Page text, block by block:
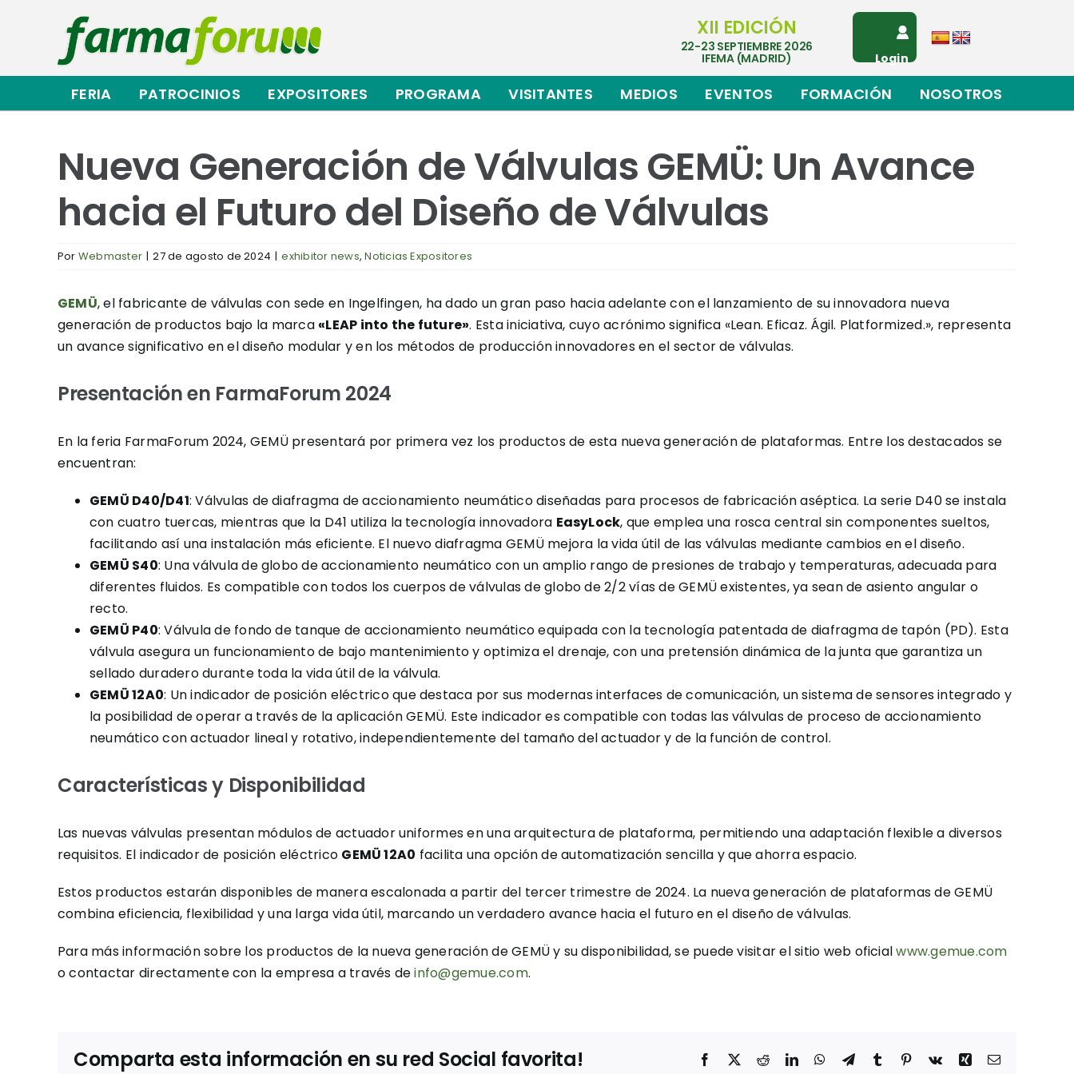
contenido
XII EDICIÓN
22-23 SEPTIEMBRE 2026
IFEMA (MADRID) Login
FERIA PATROCINIOS EXPOSITORES PROGRAMA VISITANTES MEDIOS EVENTOS FORMACIÓN NOSOTROS
Nueva Generación de Válvulas GEMÜ: Un Avance
hacia el Futuro del Diseño de Válvulas
Por Webmaster | 27 de agosto de 2024 | exhibitor news,Noticias Expositores
GEMÜ, el fabricante de válvulas con sede en Ingelfingen, ha dado un gran paso hacia adelante con el lanzamiento de su innovadora nueva
generación de productos bajo la marca «LEAP into the future». Esta iniciativa, cuyo acrónimo significa «Lean. Eficaz. Ágil. Platformized.», representa
un avance significativo en el diseño modular y en los métodos de producción innovadores en el sector de válvulas.
Presentación en FarmaForum 2024
En la feria FarmaForum 2024, GEMÜ presentará por primera vez los productos de esta nueva generación de plataformas. Entre los destacados se
encuentran:
GEMÜ D40/D41: Válvulas de diafragma de accionamiento neumático diseñadas para procesos de fabricación aséptica. La serie D40 se instala
con cuatro tuercas, mientras que la D41 utiliza la tecnología innovadora EasyLock, que emplea una rosca central sin componentes sueltos,
facilitando así una instalación más eficiente. El nuevo diafragma GEMÜ mejora la vida útil de las válvulas mediante cambios en el diseño.
GEMÜ S40: Una válvula de globo de accionamiento neumático con un amplio rango de presiones de trabajo y temperaturas, adecuada para
diferentes fluidos. Es compatible con todos los cuerpos de válvulas de globo de 2/2 vías de GEMÜ existentes, ya sean de asiento angular o
recto.
GEMÜ P40: Válvula de fondo de tanque de accionamiento neumático equipada con la tecnología patentada de diafragma de tapón (PD). Esta
válvula asegura un funcionamiento de bajo mantenimiento y optimiza el drenaje, con una pretensión dinámica de la junta que garantiza un
sellado duradero durante toda la vida útil de la válvula.
GEMÜ 12A0: Un indicador de posición eléctrico que destaca por sus modernas interfaces de comunicación, un sistema de sensores integrado y
la posibilidad de operar a través de la aplicación GEMÜ. Este indicador es compatible con todas las válvulas de proceso de accionamiento
neumático con actuador lineal y rotativo, independientemente del tamaño del actuador y de la función de control.
Características y Disponibilidad
Las nuevas válvulas presentan módulos de actuador uniformes en una arquitectura de plataforma, permitiendo una adaptación flexible a diversos
requisitos. El indicador de posición eléctrico GEMÜ 12A0 facilita una opción de automatización sencilla y que ahorra espacio.
Estos productos estarán disponibles de manera escalonada a partir del tercer trimestre de 2024. La nueva generación de plataformas de GEMÜ
combina eficiencia, flexibilidad y una larga vida útil, marcando un verdadero avance hacia el futuro en el diseño de válvulas.
Para más información sobre los productos de la nueva generación de GEMÜ y su disponibilidad, se puede visitar el sitio web oficialwww.gemue.com
o contactar directamente con la empresa a través deinfo@gemue.com.
Comparta esta información en su red Social favorita! Facebook
X RedditLinkedInWhatsApp
TelegramTumblr Pinterest
Vk Xing Correo